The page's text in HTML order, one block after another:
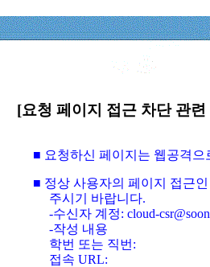
[요청 페이지 접근 차단 관
■ 요청하신 페이지는 웹공격
■ 정상 사용자의 페이지 접근
주시기 바랍니다.
-수신자 계정: cloud-
-작성 내용
학번 또는 직번:
접속 URL: